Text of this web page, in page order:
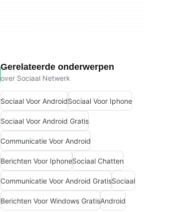
Gerelateerde onderwerpen
over Sociaal Netwerk
Sociaal Voor AndroidSociaal Voor Iphone
Sociaal Voor Android Gratis
Communicatie Voor Android
Berichten Voor IphoneSociaal Chatten
Communicatie Voor Android GratisSociaal
Berichten Voor Windows GratisAndroid